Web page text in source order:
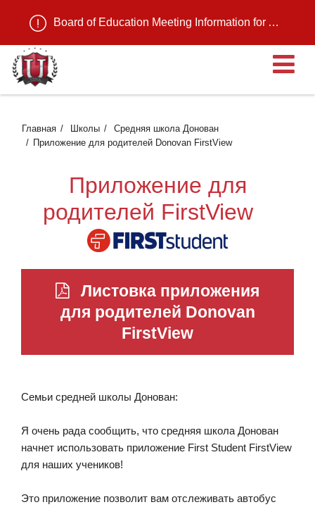
Board of Education Meeting Information for August 11, 2026
Главная Школы
Средняя школа Донован
Приложение для родителей Donovan FirstView
Приложение для
родителей FirstView
Листовка приложения
для родителей Donovan
FirstView
Семьи средней школы Донован:
Я очень рада сообщить, что средняя школа Донован
начнет использовать приложение First Student FirstView
для наших учеников!
Это приложение позволит вам отслеживать автобус